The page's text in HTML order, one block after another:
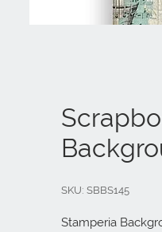
SKU: SBBS145
Stamperia